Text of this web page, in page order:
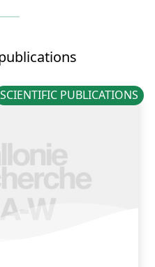
SCIENTIFIC PUBLICATIONS